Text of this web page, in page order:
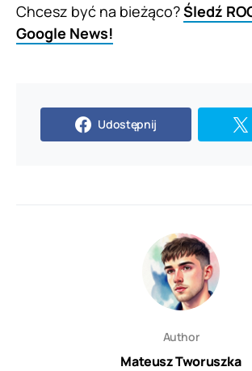
Chcesz być na bieżąco?Śledź
Google News!
Udostępnij
Author
Mateusz Tworuszka